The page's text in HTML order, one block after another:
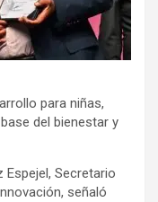
para niñas,
del bienestar y
Espejel, Secretario
señaló